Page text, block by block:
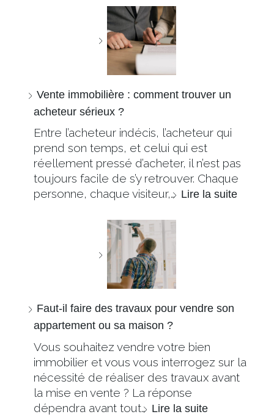
Vente immobilière : comment trouver un
acheteur sérieux ?
Entre l’acheteur indécis, l’acheteur qui
prend son temps, et celui qui est
réellement pressé d’acheter, il n’est pas
toujours facile de s’y retrouver. Chaque
personne, chaque visiteur,… Lire la suite
Faut-il faire des travaux pour vendre son
appartement ou sa maison ?
Vous souhaitez vendre votre bien
immobilier et vous vous interrogez sur la
nécessité de réaliser des travaux avant
la mise en vente ? La réponse
dépendra avant tout… Lire la suite